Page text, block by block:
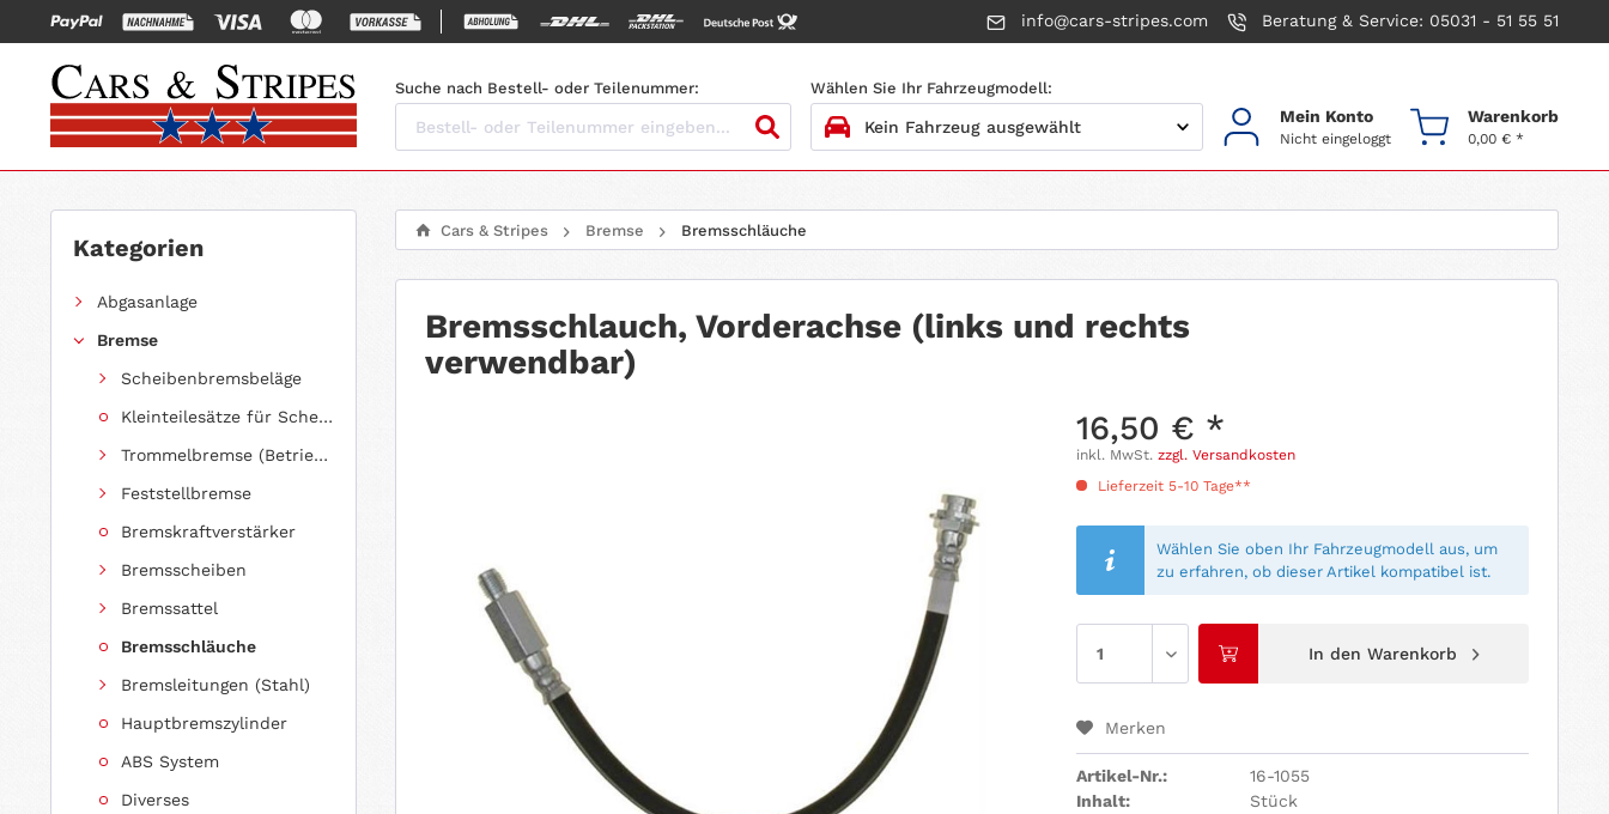
info@cars-stripes.com Beratung & Service: 05031 - 51 55 51
Suche nach Bestell- oder Teilenummer: Wählen Sie Ihr Fahrzeugmodell:
2. MODELL
BAUJAHR
Mein Konto
Nicht eingeloggt
Warenkorb
0,00 € *
Kategorien
Abgasanlage
Bremse
Scheibenbremsbeläge
Kleinteilesätze für Scheibenbremsbeläge
Trommelbremse (Betriebsbremse)
Feststellbremse
Bremskraftverstärker
Bremsscheiben
Bremssattel
Bremsschläuche
Bremsleitungen (Stahl)
Hauptbremszylinder
ABS System
Diverses
Cars & Stripes Bremse Bremsschläuche
Bremsschlauch, Vorderachse (links und rechts
verwendbar)
16,50 € *
inkl. MwSt. zzgl. Versandkosten
Lieferzeit 5-10 Tage**
Wählen Sie oben Ihr Fahrzeugmodell aus, um
zu erfahren, ob dieser Artikel kompatibel ist.
In den Warenkorb
Merken
Artikel-Nr.:
16-1055
Inhalt:
Stück